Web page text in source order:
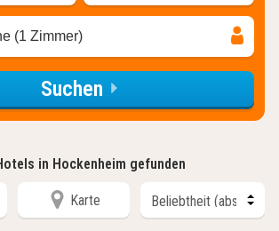
(1 Zimmer)
Suchen
in Hockenheim gefunden
Karte